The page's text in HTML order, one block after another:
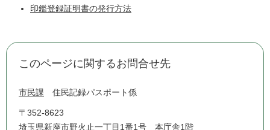
印鑑登録証明書の発行方法
このページに関するお問合せ先
市民課 住民記録パスポート係
〒352-8623
埼玉県新座市野火止一丁目1番1号 本庁舎1階